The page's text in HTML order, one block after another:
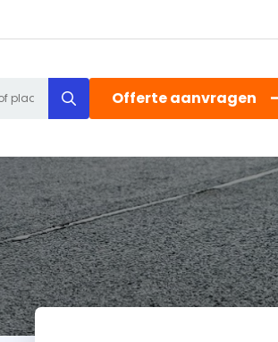
Search
for
Offerte aanvragen